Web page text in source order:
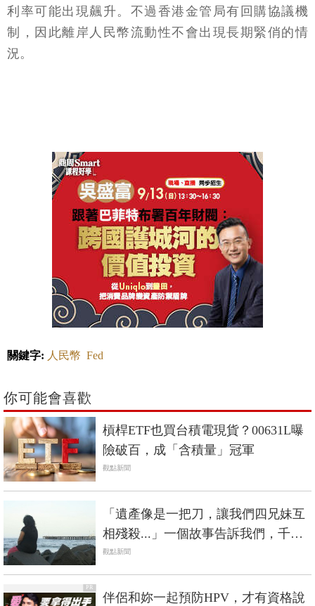
利率可能出現飆升。不過香港金管局有回購協議機
制，因此離岸人民幣流動性不會出現長期緊俏的情
況。
關鍵字: 人民幣 Fed
你可能會喜歡
槓桿ETF也買台積電現貨？00631L曝
險破百，成「含積量」冠軍
觀點新聞
「遺產像是一把刀，讓我們四兄妹互
相殘殺...」一個故事告訴我們，千萬
別留錢給孩子
觀點新聞
PR
伴侶和妳一起預防HPV，才有資格說